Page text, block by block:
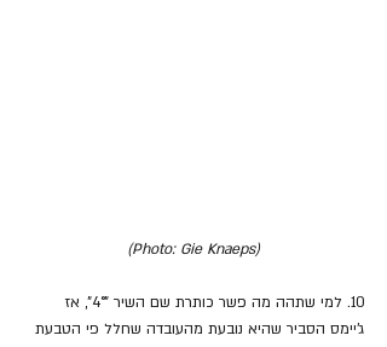
(Photo: Gie Knaeps)
10. למי שתהה מה פשר כותרת שם השיר
"4°", אז
ג'יימס הסביר שהיא נובעת מהעובדה שחלל פי הטבעת